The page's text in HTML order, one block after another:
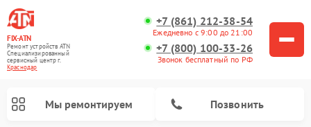
FIX-ATN
Ремонт устройств ATN
Специализированный
cервисный центр г.
Краснодар
+7 (861) 212-38-54
Ежедневно с 9:00 до 21:00
+7 (800) 100-33-26
Звонок бесплатный по РФ
Мы ремонтируем Позвонить